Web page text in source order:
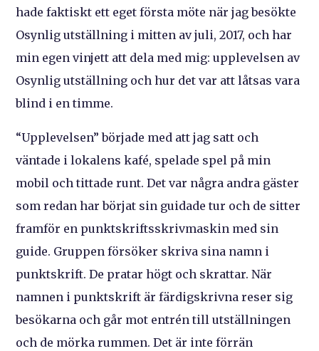
hade faktiskt ett eget första möte när jag besökte
Osynlig utställning i mitten av juli, 2017, och har
min egen vinjett att dela med mig: upplevelsen av
Osynlig utställning och hur det var att låtsas vara
blind i en timme.
“Upplevelsen” började med att jag satt och
väntade i lokalens kafé, spelade spel på min
mobil och tittade runt. Det var några andra gäster
som redan har börjat sin guidade tur och de sitter
framför en punktskriftsskrivmaskin med sin
guide. Gruppen försöker skriva sina namn i
punktskrift. De pratar högt och skrattar. När
namnen i punktskrift är färdigskrivna reser sig
besökarna och går mot entrén till utställningen
och de mörka rummen. Det är inte förrän